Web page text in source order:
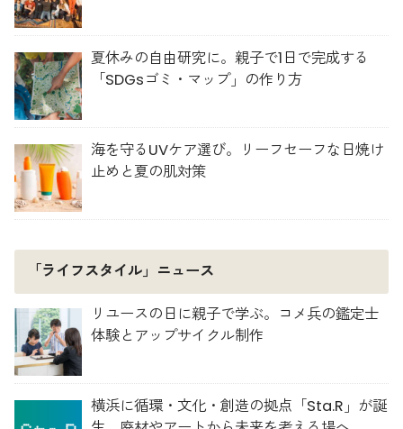
夏休みの自由研究に。親子で1日で完成する
「SDGsゴミ・マップ」の作り方
海を守るUVケア選び。リーフセーフな日焼け
止めと夏の肌対策
「ライフスタイル」ニュース
リユースの日に親子で学ぶ。コメ兵の鑑定士
体験とアップサイクル制作
横浜に循環・文化・創造の拠点「Sta.R」が誕